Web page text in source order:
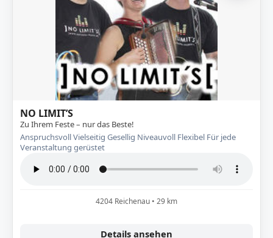
NO LIMIT’S
Zu Ihrem Feste – nur das Beste!
Anspruchsvoll Vielseitig Gesellig Niveauvoll Flexibel Für jede
Veranstaltung gerüstet
4204 Reichenau • 29 km
Details ansehen